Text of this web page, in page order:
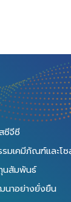
ซีจีซี
มเคมีภัณฑ์และโ
นสัมพันธ์
นาอย่างยั่งยืน